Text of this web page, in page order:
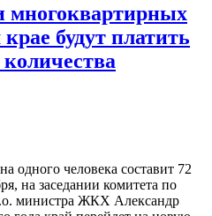
многоквартирных
будут платить
количества
одного человека составит 72
на заседании комитета по
министра ЖКХ Александр